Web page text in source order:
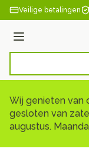
Ga naar de inhoud
Veilige betalingen
Menu
Wij genieten van
gesloten van
augustus.